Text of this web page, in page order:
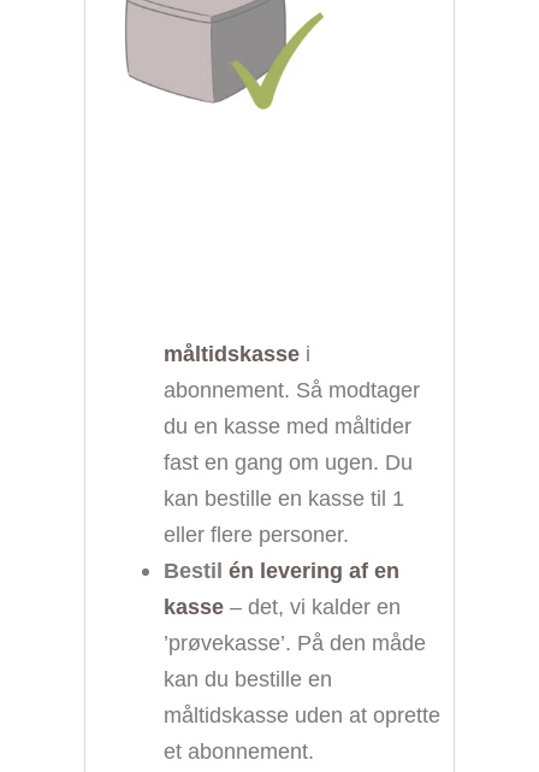
måltidskasse i
abonnement. Så modtager
du en kasse med måltider
fast en gang om ugen. Du
kan bestille en kasse til 1
eller flere personer.
Bestil én levering af en
kasse – det, vi kalder en
’prøvekasse’. På den måde
kan du bestille en
måltidskasse uden at oprette
et abonnement.